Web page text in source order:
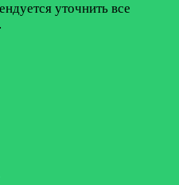
уточнить все